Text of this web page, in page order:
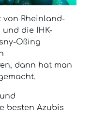
von Rheinland-
und die IHK-
Oßing
dann hat man
besten Azubis